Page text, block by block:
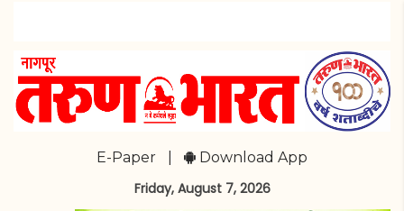
E-Paper Download App
Friday, August 7, 2026